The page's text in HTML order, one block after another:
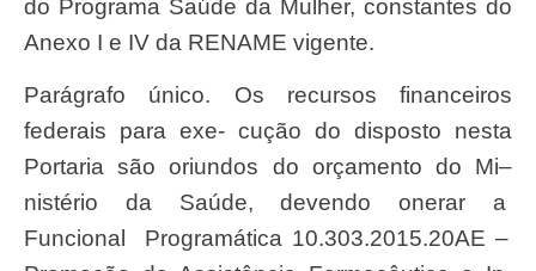
do Programa Saúde da Mulher, constantes do
Anexo I e IV da RENAME vigente.
Parágrafo único. Os recursos financeiros
federais para exe- cução do disposto nesta
Portariasão oriundos do orçamento do Mi–
nistério da Saúde, devendo onerar a
Funciona
Programática 10.303.2015.20AE –